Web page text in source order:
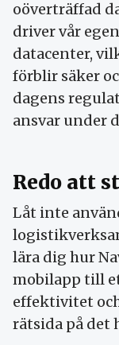
oöverträffad
driver vår
datacenter,
förblir säker
dagens
ansvar under
Redo att
Låt inte
lära dig hur
mobilapp till
effektivitet
rätsida på det